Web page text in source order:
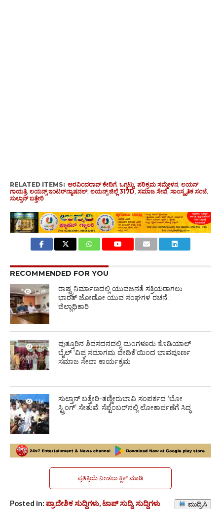
RELATED ITEMS: ಅರವಿಂದರಾವ್ ಕೇದಿಗೆ, ಒಗ್ಗಟ್ಟು, ಪರಿಕ್ರಮ ಸಮ್ಮೇಳನ, ಲಯನ್
ಗಾಯತ್ರಿ, ಲಯನ್ಸ್ ಇಂಟರ್‌ನ್ಯಾಷನಲ್, ಲಯನ್ಸ್ ಜಿಲ್ಲೆ 317D, ಸಮಾಜ ಸೇವೆ,ಸಾಂಸ್ಕೃತಿಕ ಸಂಜೆ,
ಸುಲ್ತಾನ್ ಬತ್ತೇರಿ
RECOMMENDED FOR YOU
1.2K
ರಾಷ್ಟ್ರನಿರ್ಮಾಣದಲ್ಲಿ ಯುವಜನತೆ ಸಕ್ರಿಯರಾಗಲು
ಭಾರತ್ ಜೋಡೋ ಯುವ ಸಂಘಗಳ ರಚನೆ :
ಜಿಲ್ಲಾಧಿಕಾರಿ
1.1K
ಪುತ್ತೂರಿನ ಶಿವಸದನದಲ್ಲಿ ಮಂಗಳೂರು ಕೊಡಿಯಾಲ್
ಬೈಲ್ ‘ವಿಪ್ರ ಸಮಾಗಮ ವೇದಿಕೆ’ಯಿಂದ ಭಾವಪೂರ್ಣ
ಸಮಾಜ ಸೇವಾ ಕಾರ್ಯಕ್ರಮ
1.1K
ಸುಲ್ತಾನ್ ಬತ್ತೇರಿ-ತಣ್ಣೀರುಬಾವಿ ಸಂಪರ್ಕದ ‘ಬೋ
ಸ್ಟ್ರಿಂಗ್’ ಸೇತುವೆ: ಸೆಪ್ಟೆಂಬರ್‌ನಲ್ಲಿ ಲೋಕಾರ್ಪಣೆಗೆ ಸಿದ್ಧ
ಪ್ರತಿಕ್ರಿಯೆ ನೀಡಲು ಕ್ಲಿಕ್ ಮಾಡಿ
Posted in: ಪ್ರಾದೇಶಿಕ ಸುದ್ದಿಗಳು,ಟಾಪ್ ಸುದ್ದಿ,ಸುದ್ದಿಗಳು ಮುದ್ರಿಸಿ